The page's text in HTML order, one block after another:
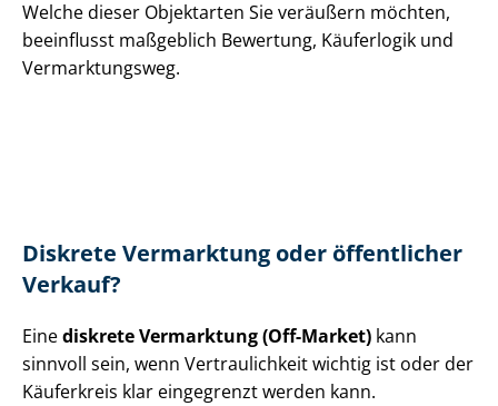
Welche dieser Objektarten Sie veräußern möchten,
beeinflusst maßgeblich Bewertung, Käuferlogik und
Vermarktungsweg.
Diskrete Vermarktung oder öffentlicher
Verkauf?
Einediskrete Vermarktung (Off-Market) kann
sinnvoll sein, wenn Vertraulichkeit wichtig ist oder der
Käuferkreis klar eingegrenzt werden kann.